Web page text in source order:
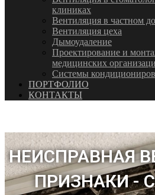
клиниках
Вентиляция в частном
Вентиляция цеха
Дымоудаление
Проектирование и
медицинских
Системы
ПОРТФОЛИО
КОНТАКТЫ
НЕИСПРАВНАЯ
ПРИЗНАКИ -